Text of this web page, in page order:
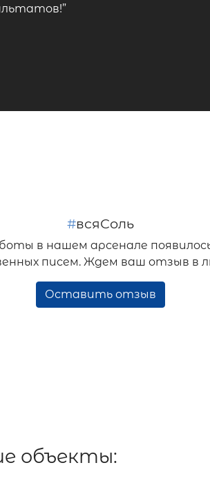
#всяСоль
в нашем арсенале
писем. Ждем ваш отзыв в
Оставить отзыв
объекты: